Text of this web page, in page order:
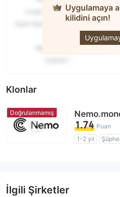
Uygulamaya
kilidini açın!
Klonlar
Doğrulanmamış
1.74 Puan
1-2 yıl
İlgili Şirketler